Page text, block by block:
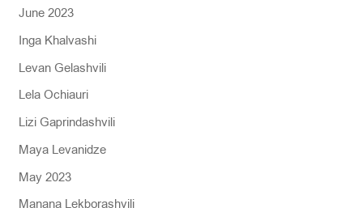
June 2023
Inga Khalvashi
Levan Gelashvili
Lela Ochiauri
Lizi Gaprindashvili
Maya Levanidze
May 2023
Manana Lekborashvili